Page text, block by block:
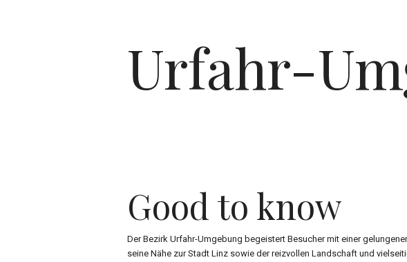
Urfahr-
Good to know
Der Bezirk Urfahr-Umgebung begeistert Besucher mit einer
seine Nähe zur Stadt Linz sowie der reizvollen Landschaft und